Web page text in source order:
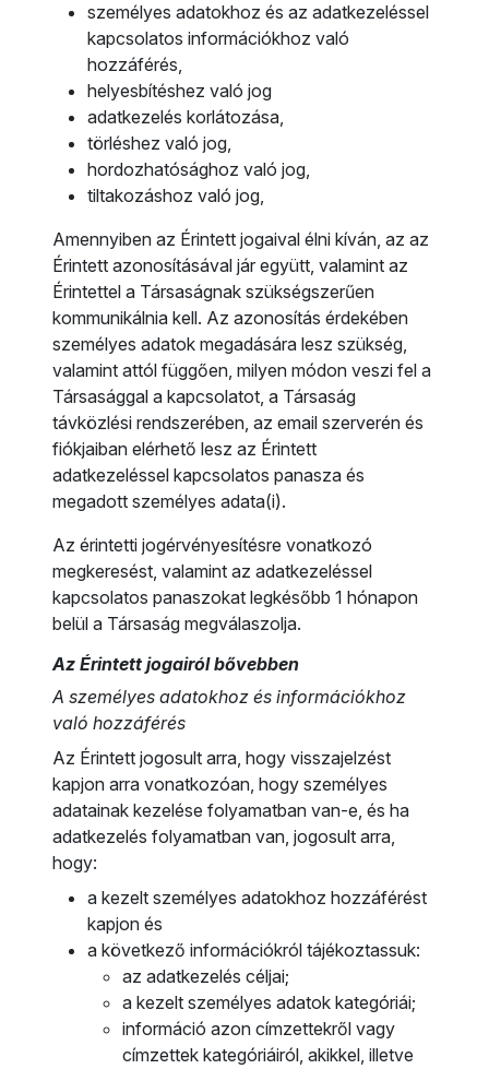
személyes adatokhoz és az adatkezeléssel
kapcsolatos információkhoz való
hozzáférés,
helyesbítéshez való jog
adatkezelés korlátozása,
törléshez való jog,
hordozhatósághoz való jog,
tiltakozáshoz való jog,
Amennyiben az Érintett jogaival élni kíván, az az
Érintett azonosításával jár együtt, valamint az
Érintettel a Társaságnak szükségszerűen
kommunikálnia kell. Az azonosítás érdekében
személyes adatok megadására lesz szükség,
valamint attól függően, milyen módon veszi fel a
Társasággal a kapcsolatot, a Társaság
távközlési rendszerében, az email szerverén és
fiókjaiban elérhető lesz az Érintett
adatkezeléssel kapcsolatos panasza és
megadott személyes adata(i).
Az érintetti jogérvényesítésre vonatkozó
megkeresést, valamint az adatkezeléssel
kapcsolatos panaszokat legkésőbb 1 hónapon
belül a Társaság megválaszolja.
Az Érintett jogairól bővebben
A személyes adatokhoz és információkhoz
való hozzáférés
Az Érintett jogosult arra, hogy visszajelzést
kapjon arra vonatkozóan, hogy személyes
adatainak kezelése folyamatban van-e, és ha
adatkezelés folyamatban van, jogosult arra,
hogy:
a kezelt személyes adatokhoz hozzáférést
kapjon és
a következő információkról tájékoztassuk:
az adatkezelés céljai;
a kezelt személyes adatok kategóriái;
információ azon címzettekről vagy
címzettek kategóriáiról, akikkel, illetve